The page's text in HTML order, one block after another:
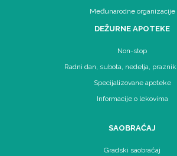
Međunarodne organizacije
DEŽURNE APOTEKE
Non-stop
Radni dan, subota, nedelja,
Specijalizovane apoteke
Informacije o lekovima
SAOBRAĆAJ
Gradski saobraćaj